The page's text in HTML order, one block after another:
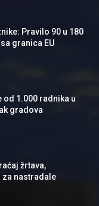
Pravilo 90 u 180
granica EU
od 1.000 radnika u
gradova
žrtava,
za nastradale